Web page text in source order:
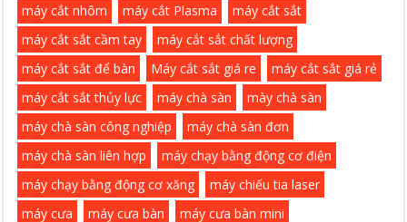
máy cắt nhôm
máy cắt Plasma
máy cắt sắt
máy cắt sắt cầm tay
máy cắt sắt chất lượng
máy cắt sắt để bàn
Máy cắt sắt giá re
máy cắt sắt giá rẻ
máy cắt sắt thủy lực
máy chà sàn
mày chà sàn
máy chà sàn công nghiệp
máy chà sàn đơn
máy chà sàn liên hợp
máy chạy bằng động cơ điện
máy chạy bằng động cơ xăng
máy chiếu tia laser
máy cưa
máy cưa bàn
máy cưa bàn mini